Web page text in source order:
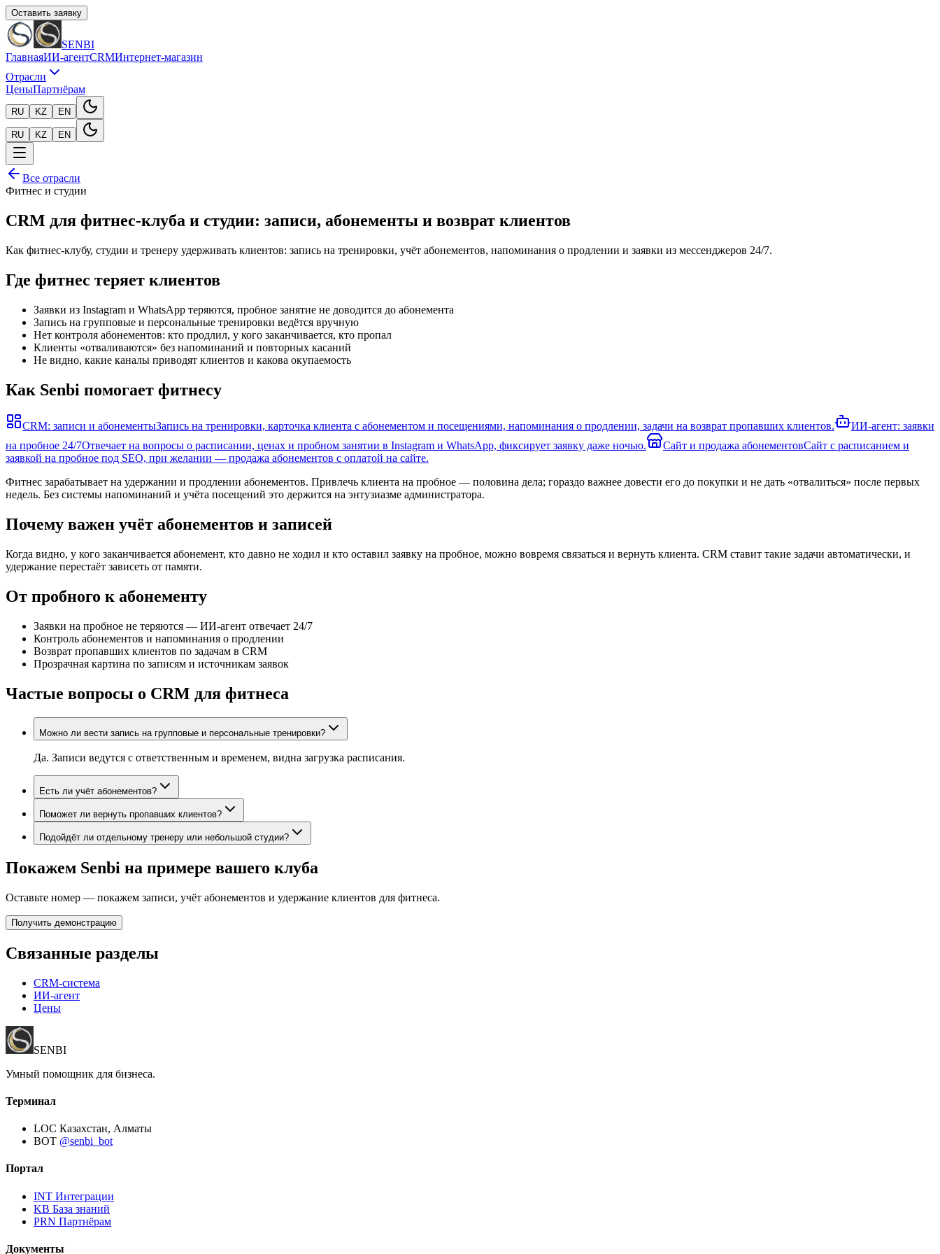
Оставить заявку
SENBI
ГлавнаяИИ-агентCRMИнтернет-магазин
Отрасли
ЦеныПартнёрам
RU KZ EN
RU KZ EN
Все отрасли
Фитнес и студии
CRM для фитнес-клуба и студии: записи, абонементы и возврат клиентов
Как фитнес-клубу, студии и тренеру удерживать клиентов: запись на тренировки, учёт абонементов, напоминания о продлении и заявки из мессенджеров 24/7.
Где фитнес теряет клиентов
Заявки из Instagram и WhatsApp теряются, пробное занятие не доводится до абонемента
Запись на групповые и персональные тренировки ведётся вручную
Нет контроля абонементов: кто продлил, у кого заканчивается, кто пропал
Клиенты «отваливаются» без напоминаний и повторных касаний
Не видно, какие каналы приводят клиентов и какова окупаемость
Как Senbi помогает фитнесу
CRM: записи и абонементыЗапись на тренировки, карточка клиента с абонементом и посещениями, напоминания о продлении, задачи на возврат пропавших клиентов.
ИИ-агент: заявки
на пробное 24/7Отвечает на вопросы о расписании, ценах и пробном занятии в Instagram и WhatsApp, фиксирует заявку даже ночью. Сайт и продажа абонементовСайт с расписанием и
заявкой на пробное под SEO, при желании — продажа абонементов с оплатой на сайте.
Фитнес зарабатывает на удержании и продлении абонементов. Привлечь клиента на пробное — половина дела; гораздо важнее довести его до покупки и не дать «отвалиться» после первых
недель. Без системы напоминаний и учёта посещений это держится на энтузиазме администратора.
Почему важен учёт абонементов и записей
Когда видно, у кого заканчивается абонемент, кто давно не ходил и кто оставил заявку на пробное, можно вовремя связаться и вернуть клиента. CRM ставит такие задачи автоматически, и
удержание перестаёт зависеть от памяти.
От пробного к абонементу
Заявки на пробное не теряются — ИИ-агент отвечает 24/7
Контроль абонементов и напоминания о продлении
Возврат пропавших клиентов по задачам в CRM
Прозрачная картина по записям и источникам заявок
Частые вопросы о CRM для фитнеса
Можно ли вести запись на групповые и персональные тренировки?
Да. Записи ведутся с ответственным и временем, видна загрузка расписания.
Есть ли учёт абонементов?
Поможет ли вернуть пропавших клиентов?
Подойдёт ли отдельному тренеру или небольшой студии?
Покажем Senbi на примере вашего клуба
Оставьте номер — покажем записи, учёт абонементов и удержание клиентов для фитнеса.
Получить демонстрацию
Связанные разделы
CRM-система
ИИ-агент
Цены
SENBI
Умный помощник для бизнеса.
Терминал
LOC Казахстан, Алматы
BOT @senbi_bot
Портал
INT Интеграции
KB База знаний
PRN Партнёрам
Документы